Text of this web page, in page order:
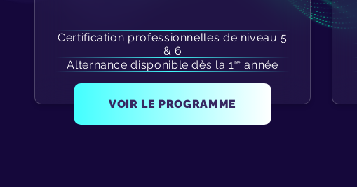
Certification professionnelles de niveau 5
& 6
Alternance disponible dès la 1re année
VOIR LE PROGRAMME